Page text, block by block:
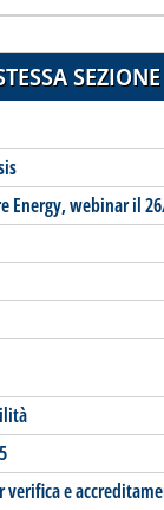
SEZIONE
Energy, webinar il
e